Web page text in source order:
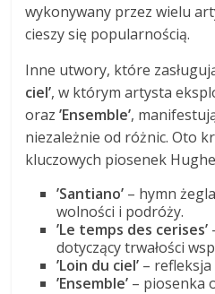
wykonywany przez wielu
cieszy się popularnością.
Inne utwory, które
ciel’, w którym artysta
oraz’Ensemble’,
niezależnie od różnic. Oto
kluczowych piosenek
’Santiano’ – hymn
wolności i podróży.
’Le temps des cerises’
dotyczący trwałości
’Loin du ciel’ –
’Ensemble’ – piosenka